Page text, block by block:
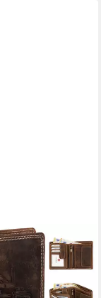
RFID Büffel Echt
Herren mit